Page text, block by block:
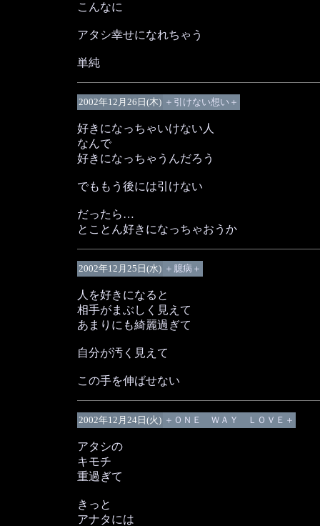
こんなに
アタシ幸せになれちゃう
単純
2002年12月26日(木) ＋引けない想い＋
好きになっちゃいけない人
なんで
好きになっちゃうんだろう
でももう後には引けない
だったら…
とことん好きになっちゃおうか
2002年12月25日(水) ＋臆病＋
人を好きになると
相手がまぶしく見えて
あまりにも綺麗過ぎて
自分が汚く見えて
この手を伸ばせない
2002年12月24日(火) ＋ＯＮＥ ＷＡＹ ＬＯＶＥ＋
アタシの
キモチ
重過ぎて
きっと
アナタには